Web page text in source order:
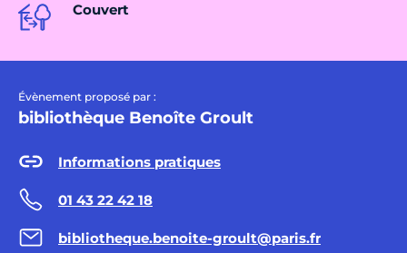
Couvert
Évènement proposé par :
bibliothèque Benoîte Groult
Informations pratiques
01 43 22 42 18
bibliotheque.benoite-groult@paris.fr